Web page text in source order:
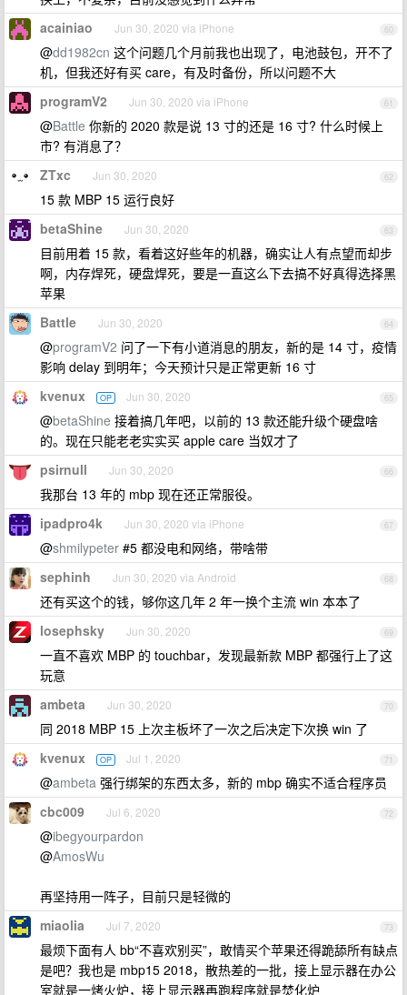
60
acainiao Jun 30, 2020 via iPhone
@dd1982cn 这个问题几个月前我也出现了，电池鼓包，开不了
机，但我还好有买 care，有及时备份，所以问题不大
61
programV2 Jun 30, 2020 via iPhone
@Battle 你新的 2020 款是说 13 寸的还是 16 寸? 什么时候上
市? 有消息了？
62
ZTxc Jun 30, 2020
15 款 MBP 15 运行良好
63
betaShine Jun 30, 2020
目前用着 15 款，看着这好些年的机器，确实让人有点望而却步
啊，内存焊死，硬盘焊死，要是一直这么下去搞不好真得选择黑
苹果
64
Battle Jun 30, 2020
@programV2 问了一下有小道消息的朋友，新的是 14 寸，疫情
影响 delay 到明年；今天预计只是正常更新 16 寸
65
kvenux OP Jun 30, 2020
@betaShine 接着搞几年吧，以前的 13 款还能升级个硬盘啥
的。现在只能老老实实买 apple care 当奴才了
66
psirnull Jun 30, 2020
我那台 13 年的 mbp 现在还正常服役。
67
ipadpro4k Jun 30, 2020 via iPhone
@shmilypeter #5 都没电和网络，带啥带
68
sephinh Jun 30, 2020 via Android
还有买这个的钱，够你这几年 2 年一换个主流 win 本本了
69
losephsky Jun 30, 2020
一直不喜欢 MBP 的 touchbar，发现最新款 MBP 都强行上了这
玩意
70
ambeta Jun 30, 2020
同 2018 MBP 15 上次主板坏了一次之后决定下次换 win 了
71
kvenux OP Jul 1, 2020
@ambeta 强行绑架的东西太多，新的 mbp 确实不适合程序员
72
cbc009 Jul 6, 2020
@ibegyourpardon
@AmosWu
再坚持用一阵子，目前只是轻微的
73
miaolia Jul 7, 2020
最烦下面有人 bb“不喜欢别买”，敢情买个苹果还得跪舔所有缺点
是吧？我也是 mbp15 2018，散热差的一批，接上显示器在办公
室就是一烤火炉，接上显示器再跑程序就是焚化炉